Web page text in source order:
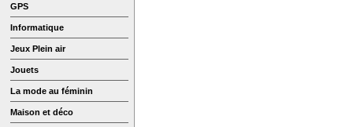
GPS
Informatique
Jeux Plein air
Jouets
La mode au féminin
Maison et déco